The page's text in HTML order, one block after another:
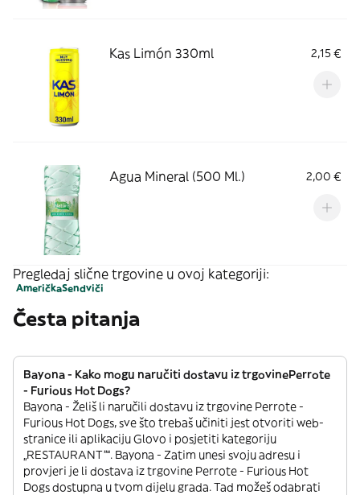
Kas Limón 330ml 2,15 €
Agua Mineral (500 Ml.) 2,00 €
Pregledaj slične trgovine u ovoj kategoriji:
AmeričkaSendviči
Česta pitanja
Bayona - Kako mogu naručiti dostavu iz trgovinePerrote
- Furious Hot Dogs?
Bayona - Želiš li naručili dostavu iz trgovine Perrote -
Furious Hot Dogs, sve što trebaš učiniti jest otvoriti web-
stranice ili aplikaciju Glovo i posjetiti kategoriju
„RESTAURANT”“. Bayona - Zatim unesi svoju adresu i
provjeri je li dostava iz trgovine Perrote - Furious Hot
Dogs dostupna u tvom dijelu grada. Tad možeš odabrati